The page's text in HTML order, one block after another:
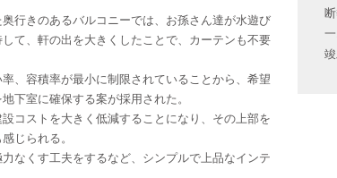
行きのあるバルコニーでは、お孫さん達が水遊び
て、軒の出を大きくしたことで、カーテンも不要
、容積率が最小に制限されていることから、希望
下室に確保する案が採用された。
コストを大きく低減することになり、その上部を
じられる。
なくす工夫をするなど、シンプルで上品なインテ